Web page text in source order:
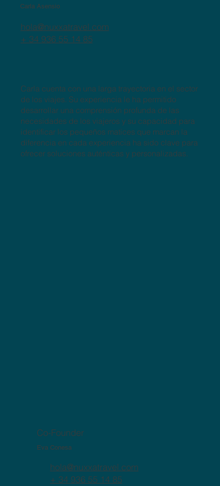
Carla Asensio
hola@nuxxatravel.com
+ 34 936 55 14 85
Carla cuenta con una larga trayectoria en el sector
de los viajes. Su experiencia le ha permitido
desarrollar una comprensión profunda de las
necesidades de los viajeros y su capacidad para
identificar los pequeños matices que marcan la
diferencia en cada experiencia ha sido clave para
ofrecer soluciones auténticas y personalizadas.
Co-Founder
Eva Conesa
hola@nuxxatravel.com
+ 34 936 55 14 85